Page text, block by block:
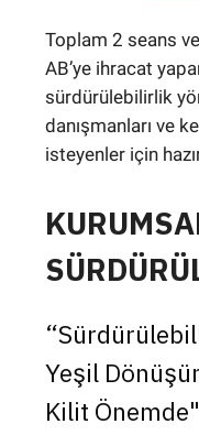
Toplam 2 seans
AB’ye ihracat
sürdürülebilirlik
danışmanları ve
isteyenler için
Yeşil
Kilit Önemde"